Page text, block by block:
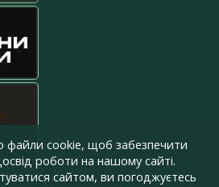
файли cookie, щоб забезпечити
роботи на нашому сайті.
сайтом, ви погоджуєтесь